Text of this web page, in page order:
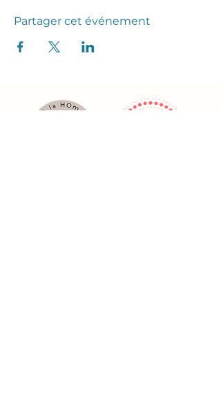
Partager cet événement